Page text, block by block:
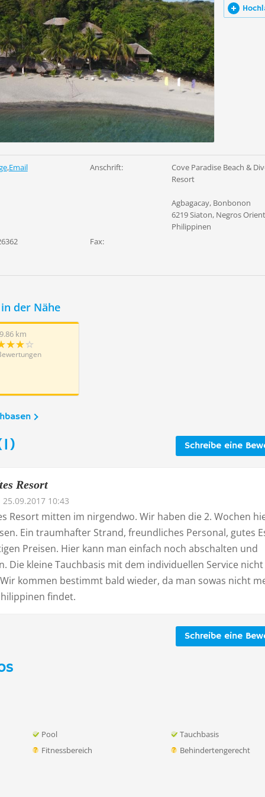
,Email Anschrift:
Cove Paradise Beach &
Resort
Agbagacay, Bonbonon
6219 Siaton, Negros
Philippinen
Fax:
der Nähe
km
Schreibe eine
Resort
25.09.2017 10:43
Resort mitten im nirgendwo. Wir haben die 2. Wochen
Ein traumhafter Strand, freundliches Personal, gutes
Preisen. Hier kann man einfach noch abschalten und
Die kleine Tauchbasis mit dem individuellen Service
kommen bestimmt bald wieder, da man sowas nicht
findet.
Schreibe eine
Pool
Tauchbasis
Fitnessbereich
Behindertengerecht